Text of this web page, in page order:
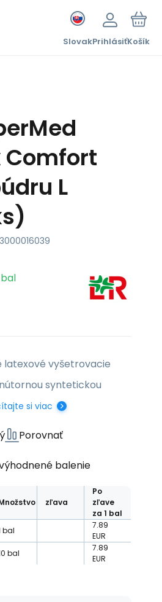
SlovakPrihlásiťKošík
Comfort
L
bal
latexové vyšetrovacie
syntetickou
si viac
Porovnať
balenie
zľava
Po
zľave
za 1 bal
bal
7.89
EUR
bal
7.89
EUR